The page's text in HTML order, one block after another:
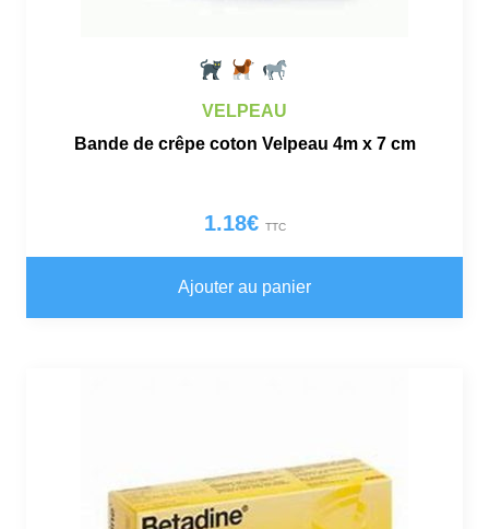
VELPEAU
Bande de crêpe coton Velpeau 4m x 7 cm
1.18€ TTC
Ajouter au panier